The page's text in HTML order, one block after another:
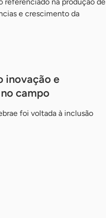
e crescimento da
inovação e
campo
foi voltada à inclusão